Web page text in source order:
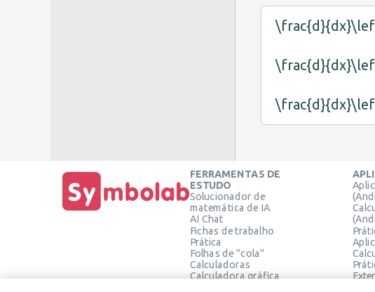
FERRAMENTAS DE
ESTUDO
Solucionador de
matemática de IA
AI Chat
Fichas de trabalho
Prática
Folhas de "cola"
Calculadoras
Calculadora gráfica